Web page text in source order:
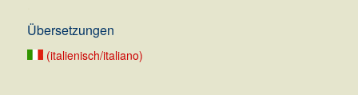
Übersetzungen
(italienisch/italiano)